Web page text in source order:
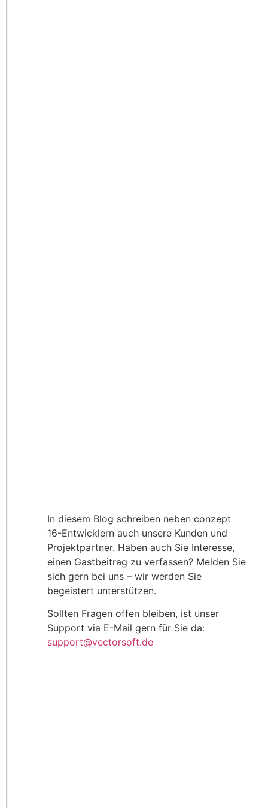
In diesem Blog schreiben neben conzept
16-Entwicklern auch unsere Kunden und
Projektpartner. Haben auch Sie Interesse,
einen Gastbeitrag zu verfassen? Melden Sie
sich gern bei uns – wir werden Sie
begeistert unterstützen.
Sollten Fragen offen bleiben, ist unser
Support via E-Mail gern für Sie da:
support@vectorsoft.de